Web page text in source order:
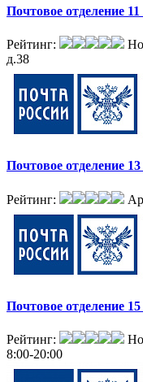
Почтовое отделение
Рейтинг:
д.38
Почтовое отделение
Рейтинг:
Почтовое отделение
Рейтинг:
8:00-20:00